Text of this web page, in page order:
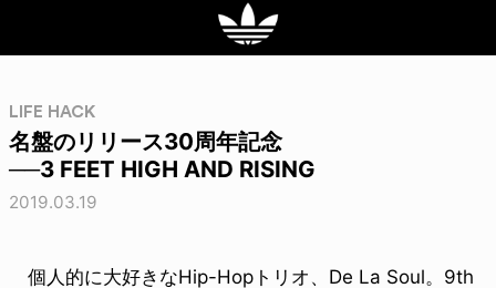
LIFE HACK
名盤のリリース30周年記念
──3 FEET HIGH AND RISING
2019.03.19
個人的に大好きなHip-Hopトリオ、De La Soul。9th